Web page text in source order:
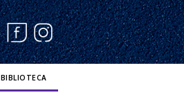
BIBLIOTECA